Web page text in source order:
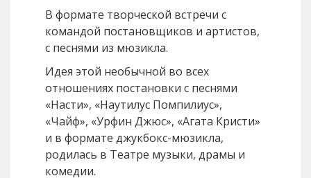
В формате творческой встречи с
командой постановщиков и артистов,
с песнями из мюзикла.
Идея этой необычной во всех
отношениях постановки с песнями
«Насти», «Наутилус Помпилиус»,
«Чайф», «Урфин Джюс», «Агата Кристи»
и в формате джукбокс-мюзикла,
родилась в Театре музыки, драмы и
комедии.